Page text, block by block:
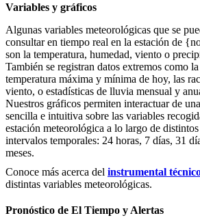
Variables y gráficos
Algunas variables meteorológicas que se
consultar en tiempo real en la estación de
son la temperatura, humedad, viento o
También se registran datos extremos como la
temperatura máxima y mínima de hoy, las
viento, o estadísticas de lluvia mensual y
Nuestros gráficos permiten interactuar de
sencilla e intuitiva sobre las variables
estación meteorológica a lo largo de distintos
intervalos temporales: 24 horas, 7 días, 31
meses.
Conoce más acerca del instrumental
distintas variables meteorológicas.
Pronóstico de El Tiempo y Alertas